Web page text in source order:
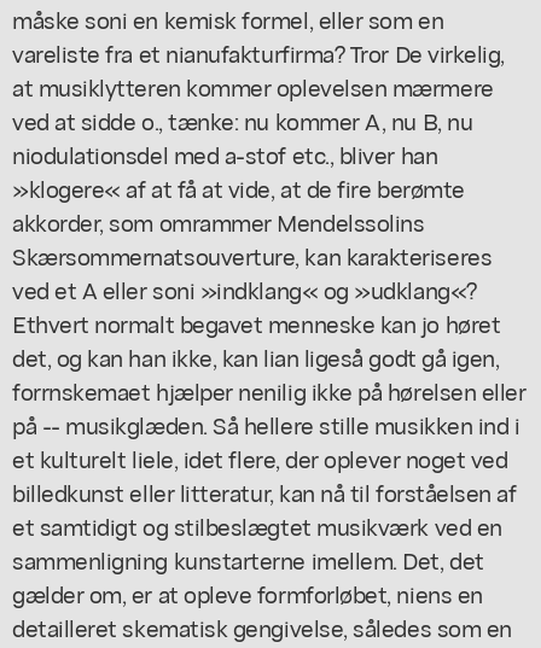
måske soni en kemisk formel, eller som en
vareliste fra et nianufakturfirma? Tror De virkelig,
at musiklytteren kommer oplevelsen mærmere
ved at sidde o., tænke: nu kommer A, nu B, nu
niodulationsdel med a-stof etc., bliver han
»klogere« af at få at vide, at de fire berømte
akkorder, som omrammer Mendelssolins
Skærsommernatsouverture, kan karakteriseres
ved et A eller soni »indklang« og »udklang«?
Ethvert normalt begavet menneske kan jo høret
det, og kan han ikke, kan lian ligeså godt gå igen,
forrnskemaet hjælper nenilig ikke på hørelsen eller
på -- musikglæden. Så hellere stille musikken ind i
et kulturelt liele, idet flere, der oplever noget ved
billedkunst eller litteratur, kan nå til forståelsen af
et samtidigt og stilbeslægtet musikværk ved en
sammenligning kunstarterne imellem. Det, det
gælder om, er at opleve formforløbet, niens en
detailleret skematisk gengivelse, således som en